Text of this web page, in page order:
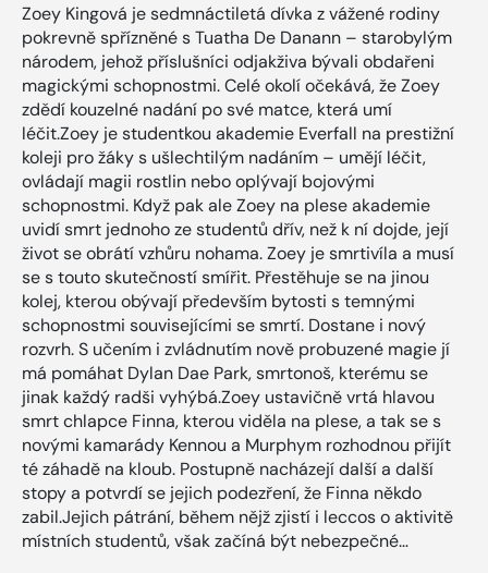
Zoey Kingová je sedmnáctiletá dívka z vážené rodiny
pokrevně spřízněné s Tuatha De Danann – starobylým
národem, jehož příslušníci odjakživa bývali obdařeni
magickými schopnostmi. Celé okolí očekává, že Zoey
zdědí kouzelné nadání po své matce, která umí
léčit.Zoey je studentkou akademie Everfall na prestižní
koleji pro žáky s ušlechtilým nadáním – umějí léčit,
ovládají magii rostlin nebo oplývají bojovými
schopnostmi. Když pak ale Zoey na plese akademie
uvidí smrt jednoho ze studentů dřív, než k ní dojde, její
život se obrátí vzhůru nohama. Zoey je smrtivíla a musí
se s touto skutečností smířit. Přestěhuje se na jinou
kolej, kterou obývají především bytosti s temnými
schopnostmi souvisejícími se smrtí. Dostane i nový
rozvrh. S učením i zvládnutím nově probuzené magie jí
má pomáhat Dylan Dae Park, smrtonoš, kterému se
jinak každý radši vyhýbá.Zoey ustavičně vrtá hlavou
smrt chlapce Finna, kterou viděla na plese, a tak se s
novými kamarády Kennou a Murphym rozhodnou přijít
té záhadě na kloub. Postupně nacházejí další a další
stopy a potvrdí se jejich podezření, že Finna někdo
zabil.Jejich pátrání, během nějž zjistí i leccos o aktivitě
místních studentů, však začíná být nebezpečné…